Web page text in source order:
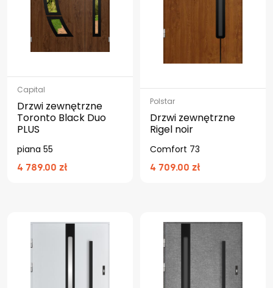
Capital
Drzwi zewnętrzne
Toronto Black Duo
PLUS
piana 55
4 789.00 zł
Polstar
Drzwi zewnętrzne
Rigel noir
Comfort 73
4 709.00 zł